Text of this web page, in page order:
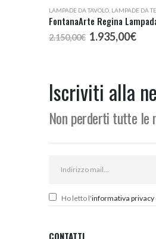
LAMPADE DA TAVOLO LAMPADE DA
FontanaArte Regina
2.150,00€ Il
prezzo
1.935,00€Il
Iscriviti alla
Non perderti tutte le
Ho letto l'informativa privacy
CONTATTI